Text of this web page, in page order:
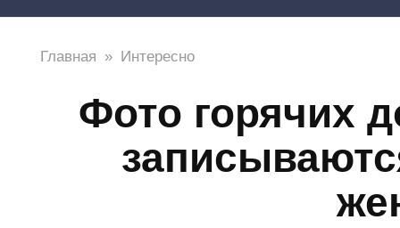
Главная » Интересно
Фото горячих